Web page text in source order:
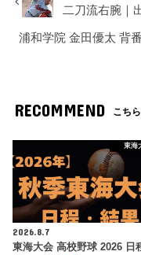
二刀流右腕｜
浦和学院 金田優太 背
RECOMMEND こち
東海
2026.8.7
東海大会 高校野球 2026 日